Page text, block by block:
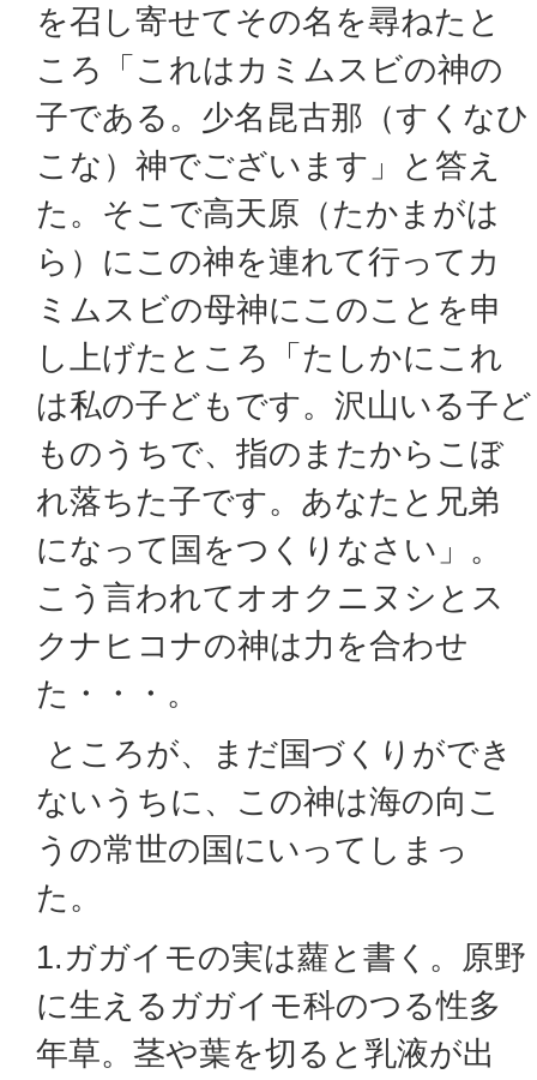
を召し寄せてその名を尋ねたと
ころ「これはカミムスビの神の
子である。少名昆古那（すくなひ
こな）神でございます」と答え
た。そこで高天原（たかまがは
ら）にこの神を連れて行ってカ
ミムスビの母神にこのことを申
し上げたところ「たしかにこれ
は私の子どもです。沢山いる子ど
ものうちで、指のまたからこぼ
れ落ちた子です。あなたと兄弟
になって国をつくりなさい」。
こう言われてオオクニヌシとス
クナヒコナの神は力を合わせ
た・・・。
ところが、まだ国づくりができ
ないうちに、この神は海の向こ
うの常世の国にいってしまっ
た。
1.ガガイモの実は蘿と書く。原野
に生えるガガイモ科のつる性多
年草。茎や葉を切ると乳液が出